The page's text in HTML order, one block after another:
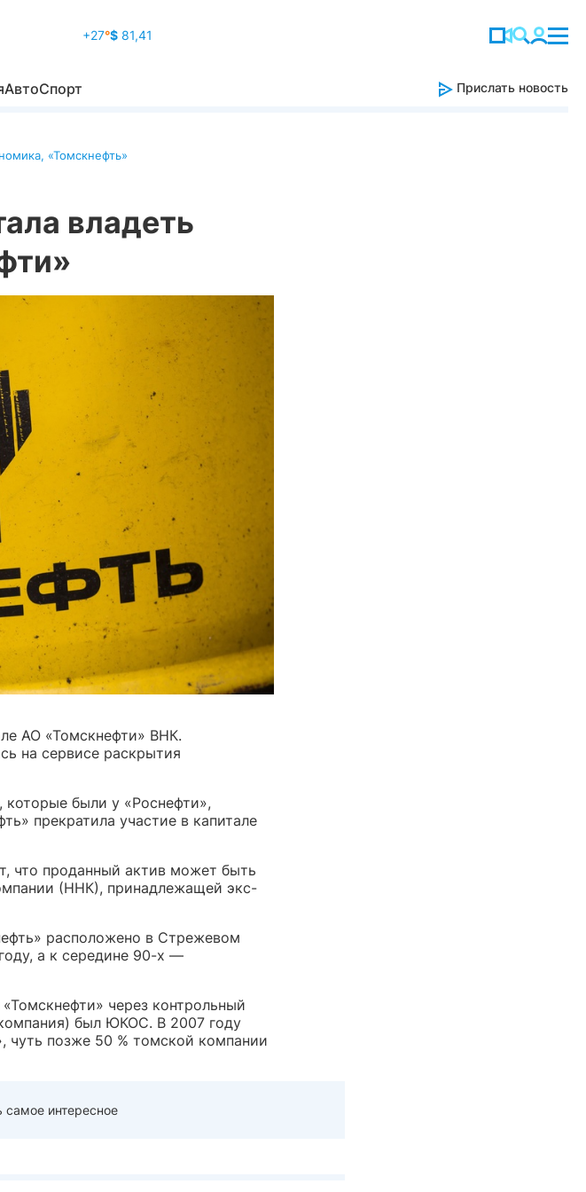
+27°$81,41
АвтоСпорт Прислать новость
, «Томскнефть»
владеть
АО «Томскнефти» ВНК.
на сервисе раскрытия
которые были у «Роснефти»,
прекратила участие в капитале
что проданный актив может быть
(ННК), принадлежащей экс-
расположено в Стрежевом
а к середине 90-х —
через контрольный
был ЮКОС. В 2007 году
чуть позже 50 % томской компании
самое интересное